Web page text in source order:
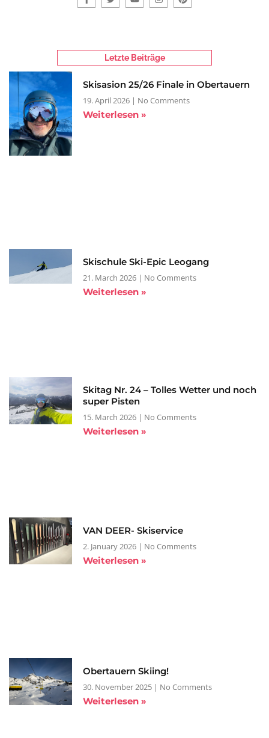
Letzte Beiträge
Skisasion 25/26 Finale in Obertauern
19. April 2026 No Comments
Weiterlesen »
Skischule Ski-Epic Leogang
21. March 2026 No Comments
Weiterlesen »
Skitag Nr. 24 – Tolles Wetter und noch
super Pisten
15. March 2026 No Comments
Weiterlesen »
VAN DEER- Skiservice
2. January 2026 No Comments
Weiterlesen »
Obertauern Skiing!
30. November 2025 No Comments
Weiterlesen »